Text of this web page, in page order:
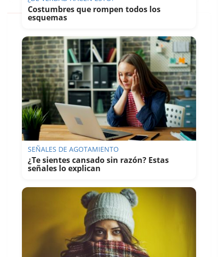
Ver esta publicación en Instagram
Costumbres que rompen todos los
esquemas
SEÑALES DE AGOTAMIENTO
¿Te sientes cansado sin razón? Estas
señales lo explican